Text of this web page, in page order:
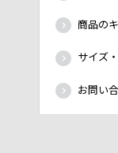
商品の
サイズ
お問い